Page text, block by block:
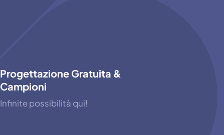
Progettazione Gratuita &
Campioni
Infinite possibilità qui!